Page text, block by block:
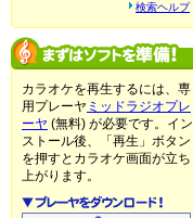
検索ヘルプ
カラオケを再生するには、専
用プレーヤ ミッドラジオプレ
ーヤ (無料) が必要です。イン
ストール後、「再生」ボタン
を押すとカラオケ画面が立ち
上がります。